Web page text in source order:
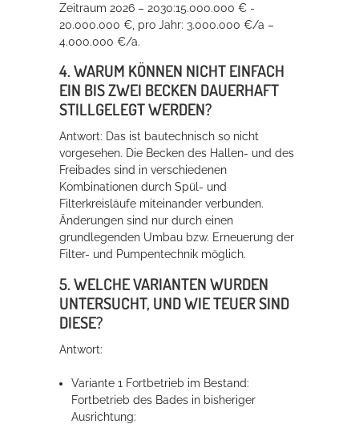
Zeitraum 2026 – 2030:15.000.000 € -
20.000.000 €, pro Jahr: 3.000.000 €/a –
4.000.000 €/a.
4. WARUM KÖNNEN NICHT EINFACH
EIN BIS ZWEI BECKEN DAUERHAFT
STILLGELEGT WERDEN?
Antwort: Das ist bautechnisch so nicht
vorgesehen. Die Becken des Hallen- und des
Freibades sind in verschiedenen
Kombinationen durch Spül- und
Filterkreisläufe miteinander verbunden.
Änderungen sind nur durch einen
grundlegenden Umbau bzw. Erneuerung der
Filter- und Pumpentechnik möglich.
5. WELCHE VARIANTEN WURDEN
UNTERSUCHT, UND WIE TEUER SIND
DIESE?
Antwort:
Variante 1 Fortbetrieb im Bestand:
Fortbetrieb des Bades in bisheriger
Ausrichtung: